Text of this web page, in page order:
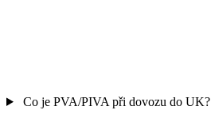
Co je PVA/PIVA při dovozu do UK?